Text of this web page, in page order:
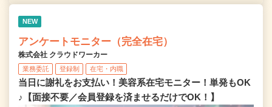
NEW
アンケートモニター（完全在宅）
株式会社 クラウドワーカー
業務委託 登録制 在宅・内職
当日に謝礼をお支払い！美容系在宅モニター！単発もOK
♪【面接不要／会員登録を済ませるだけでOK！】